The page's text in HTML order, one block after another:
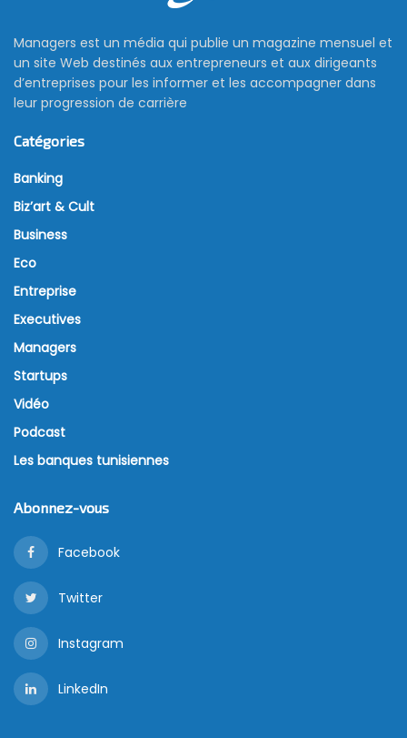
Managers est un média qui publie un magazine mensuel et
un site Web destinés aux entrepreneurs et aux dirigeants
d’entreprises pour les informer et les accompagner dans
leur progression de carrière
Catégories
Banking
Biz’art & Cult
Business
Eco
Entreprise
Executives
Managers
Startups
Vidéo
Podcast
Les banques tunisiennes
Abonnez-vous
Facebook
Twitter
Instagram
LinkedIn